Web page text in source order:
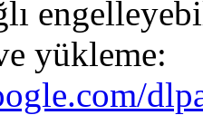
yükleme: